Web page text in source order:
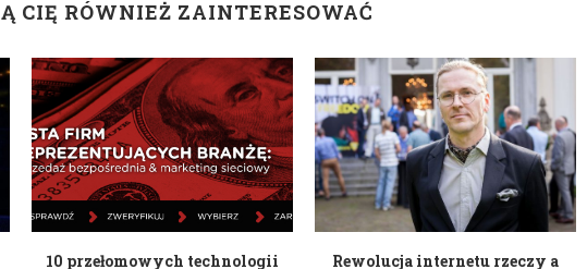
CIĘ RÓWNIEŻ ZAINTERESOWAĆ
10 przełomowych technologii
Rewolucja internetu rzeczy a